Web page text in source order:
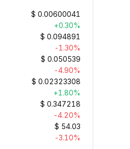
$ 0.00600041
+0.30%
$ 0.094891
-1.30%
$ 0.050539
-4.90%
$ 0.02323308
+1.80%
$ 0.347218
-4.20%
$ 54.03
-3.10%